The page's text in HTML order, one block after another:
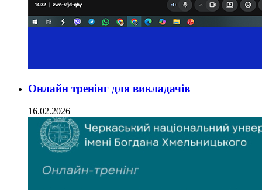
Онлайн тренінг для викладачів
16.02.2026